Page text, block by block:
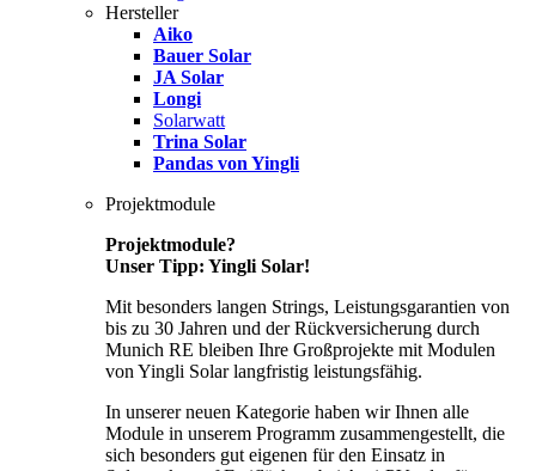
Hersteller
Aiko
Bauer Solar
JA Solar
Longi
Solarwatt
Trina Solar
Pandas von Yingli
Projektmodule
Projektmodule?
Unser Tipp: Yingli Solar!
Mit besonders langen Strings, Leistungsgarantien von
bis zu 30 Jahren und der Rückversicherung durch
Munich RE bleiben Ihre Großprojekte mit Modulen
von Yingli Solar langfristig leistungsfähig.
In unserer neuen Kategorie haben wir Ihnen alle
Module in unserem Programm zusammengestellt, die
sich besonders gut eigenen für den Einsatz in